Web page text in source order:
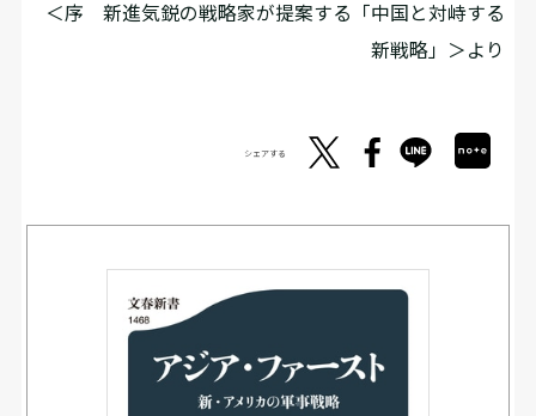
＜序 新進気鋭の戦略家が提案する「中国と対峙する
新戦略」＞より
シェアする